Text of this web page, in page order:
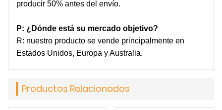
producir 50% antes del envío.
P: ¿Dónde está su mercado objetivo?
R: nuestro producto se vende principalmente en
Estados Unidos, Europa y Australia.
Productos Relacionados